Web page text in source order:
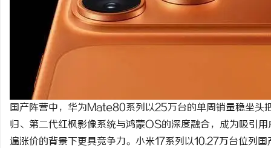
国产阵营中，华为Mate80系列以25万台的单周销量稳坐
归、第二代红枫影像系统与鸿蒙OS的深度融合，成为吸引
遍涨价的背景下更具竞争力。小米17系列以10.27万台位列